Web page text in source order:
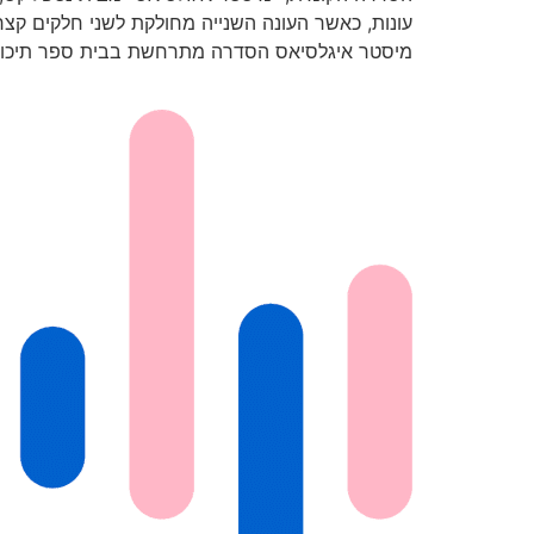
מיסטר איגלסיאס הסדרה מתרחשת בבית ספר